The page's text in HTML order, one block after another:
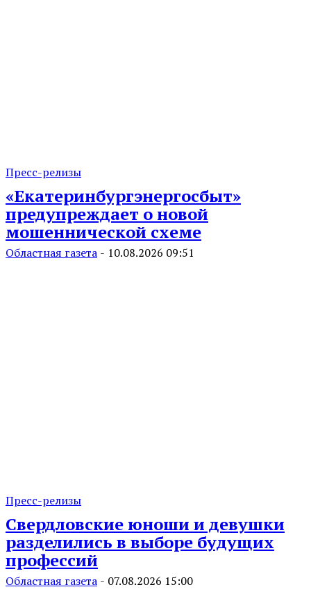
Пресс-релизы
«Екатеринбургэнергосбыт»
предупреждает о новой
мошеннической схеме
Областная газета - 10.08.2026 09:51
Пресс-релизы
Свердловские юноши и девушки
разделились в выборе будущих
профессий
Областная газета - 07.08.2026 15:00